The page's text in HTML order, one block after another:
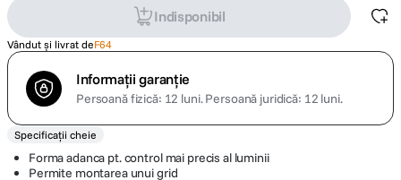
Indisponibil
Vândut și livrat deF64
Informații garanție
Persoană fizică: 12 luni.Persoană juridică: 12 luni.
Specificații cheie
Forma adanca pt. control mai precis al luminii
Permite montarea unui grid